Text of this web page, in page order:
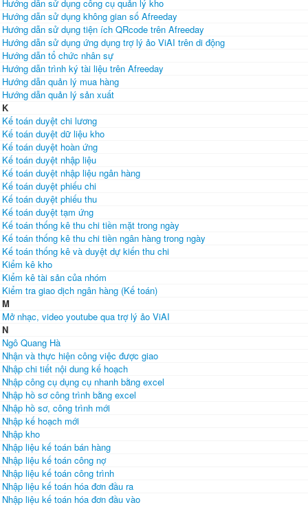
Hướng dẫn sử dụng công cụ quản lý kho
Hướng dẫn sử dụng không gian số Afreeday
Hướng dẫn sử dụng tiện ích QRcode trên Afreeday
Hướng dẫn sử dụng ứng dụng trợ lý ảo ViAI trên di động
Hướng dẫn tổ chức nhân sự
Hướng dẫn trình ký tài liệu trên Afreeday
Hướng dẫn quản lý mua hàng
Hướng dẫn quản lý sản xuất
K
Kế toán duyệt chi lương
Kế toán duyệt dữ liệu kho
Kế toán duyệt hoàn ứng
Kế toán duyệt nhập liệu
Kế toán duyệt nhập liệu ngân hàng
Kế toán duyệt phiếu chi
Kế toán duyệt phiếu thu
Kế toán duyệt tạm ứng
Kế toán thống kê thu chi tiền mặt trong ngày
Kế toán thống kê thu chi tiền ngân hàng trong ngày
Kế toán thống kê và duyệt dự kiến thu chi
Kiểm kê kho
Kiểm kê tài sản của nhóm
Kiểm tra giao dịch ngân hàng (Kế toán)
M
Mở nhạc, video youtube qua trợ lý ảo ViAI
N
Ngô Quang Hà
Nhận và thực hiện công việc được giao
Nhập chi tiết nội dung kế hoạch
Nhập công cụ dụng cụ nhanh bằng excel
Nhập hồ sơ công trình bằng excel
Nhập hồ sơ, công trình mới
Nhập kế hoạch mới
Nhập kho
Nhập liệu kế toán bán hàng
Nhập liệu kế toán công nợ
Nhập liệu kế toán công trình
Nhập liệu kế toán hóa đơn đầu ra
Nhập liệu kế toán hóa đơn đầu vào